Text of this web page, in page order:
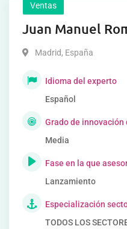
Ventas
Juan Manuel
Madrid, España
Idioma del experto
Español
Grado de innovación
Media
Fase en la que
Lanzamiento
Especialización
TODOS LOS